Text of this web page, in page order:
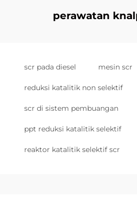
perawatan
scr pada diesel mesin scr
reduksi katalitik non selektif
scr di sistem pembuangan
ppt reduksi katalitik selektif
reaktor katalitik selektif scr